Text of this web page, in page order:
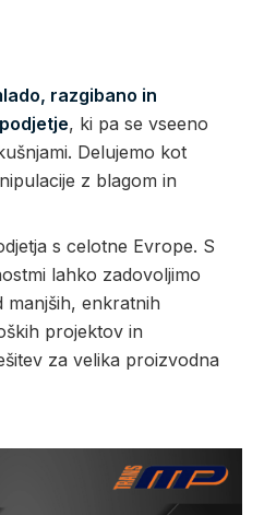
razgibano in
, ki pa se vseeno
Delujemo kot
z blagom in
s celotne Evrope. S
lahko zadovoljimo
manjših, enkratnih
projektov in
za velika proizvodna